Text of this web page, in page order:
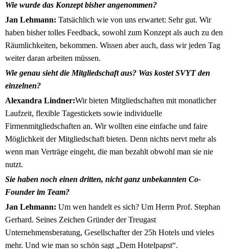
Wie wurde das Konzept bisher angenommen?
Jan Lehmann: Tatsächlich wie von uns erwartet: Sehr gut. Wir
haben bisher tolles Feedback, sowohl zum Konzept als auch zu den
Räumlichkeiten, bekommen. Wissen aber auch, dass wir jeden Tag
weiter daran arbeiten müssen.
Wie genau sieht die Mitgliedschaft aus? Was kostet SVYT den
einzelnen?
Alexandra Lindner:Wir bieten Mitgliedschaften mit monatlicher
Laufzeit, flexible Tagestickets sowie individuelle
Firmenmitgliedschaften an. Wir wollten eine einfache und faire
Möglichkeit der Mitgliedschaft bieten. Denn nichts nervt mehr als
wenn man Verträge eingeht, die man bezahlt obwohl man sie nie
nutzt.
Sie haben noch einen dritten, nicht ganz unbekannten Co-
Founder im Team?
Jan Lehmann: Um wen handelt es sich? Um Herrn Prof. Stephan
Gerhard. Seines Zeichen Gründer der Treugast
Unternehmensberatung, Gesellschafter der 25h Hotels und vieles
mehr. Und wie man so schön sagt „Dem Hotelpapst“.